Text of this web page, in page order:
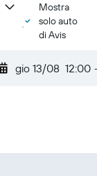
Mostra
solo auto
di Avis
gio 13/08 12:00